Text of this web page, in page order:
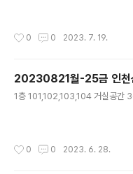
0 0 2023. 7. 19.
20230821월-25금 인천
1층 101,102,103,104 거실공간 3
0 0 2023. 6. 28.